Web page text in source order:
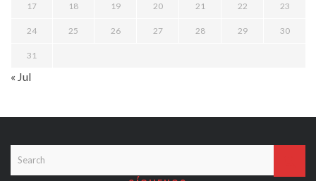
17 18 19 20 21 22 23
24 25 26 27 28 29 30
31
« Jul